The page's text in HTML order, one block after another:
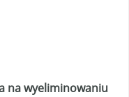
na wyeliminowaniu